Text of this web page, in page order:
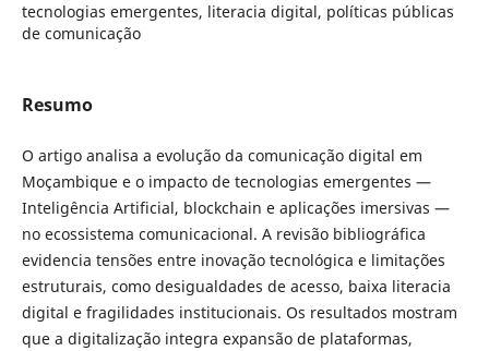
tecnologias emergentes, literacia digital, políticas públicas
de comunicação
Resumo
O artigo analisa a evolução da comunicação digital em
Moçambique e o impacto de tecnologias emergentes —
Inteligência Artificial, blockchain e aplicações imersivas —
no ecossistema comunicacional. A revisão bibliográfica
evidencia tensões entre inovação tecnológica e limitações
estruturais, como desigualdades de acesso, baixa literacia
digital e fragilidades institucionais. Os resultados mostram
que a digitalização integra expansão de plataformas,